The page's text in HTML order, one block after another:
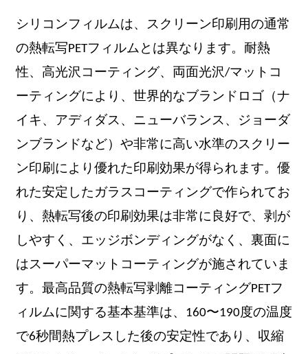
シリコンフィルムは、スクリーン印刷用の通常
の熱転写PETフィルムとは異なります。耐熱
性、高光沢コーティング、両面光沢/マットコ
ーティングにより、世界的なブランドロゴ（ナ
イキ、アディダス、ニューバランス、ジョーダ
ンブランドなど）や非常に高い水準のスクリー
ン印刷により優れた印刷効果が得られます。優
れた安定したガラスコーティングで作られてお
り、熱転写後の印刷効果は非常に良好で、剥が
しやすく、エッジボンディングがなく、裏面に
はスーパーマットコーティングが施されていま
す。最高品質の熱転写剥離コーティングPETフ
ィルムに関する基本基準は、160〜190度の温度
で6秒間熱プレスした後の安定性であり、収縮